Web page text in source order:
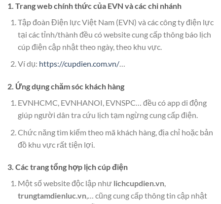
1. Trang web chính thức của EVN và các chi nhánh
Tập đoàn Điện lực Việt Nam (EVN) và các công ty điện lực
tại các tỉnh/thành đều có website cung cấp thông báo lịch
cúp điện cập nhật theo ngày, theo khu vực.
Ví dụ: https://cupdien.com.vn/…
2. Ứng dụng chăm sóc khách hàng
EVNHCMC, EVNHANOI, EVNSPC… đều có app di động
giúp người dân tra cứu lịch tạm ngừng cung cấp điện.
Chức năng tìm kiếm theo mã khách hàng, địa chỉ hoặc bản
đồ khu vực rất tiện lợi.
3. Các trang tổng hợp lịch cúp điện
Một số website độc lập như lichcupdien.vn,
trungtamdienluc.vn,… cũng cung cấp thông tin cập nhật